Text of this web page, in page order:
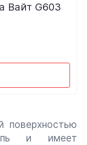
Вайт G603
поверхностью
и имеет